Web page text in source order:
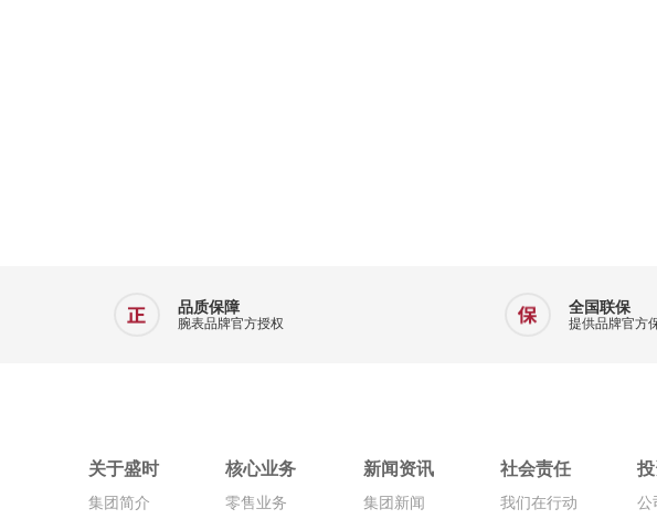
品质保障
腕表品牌官方授权
全国联保
提供品牌官方
关于盛时
集团简介
核心业务
零售业务
新闻资讯
集团新闻
社会责任
我们在行动 公